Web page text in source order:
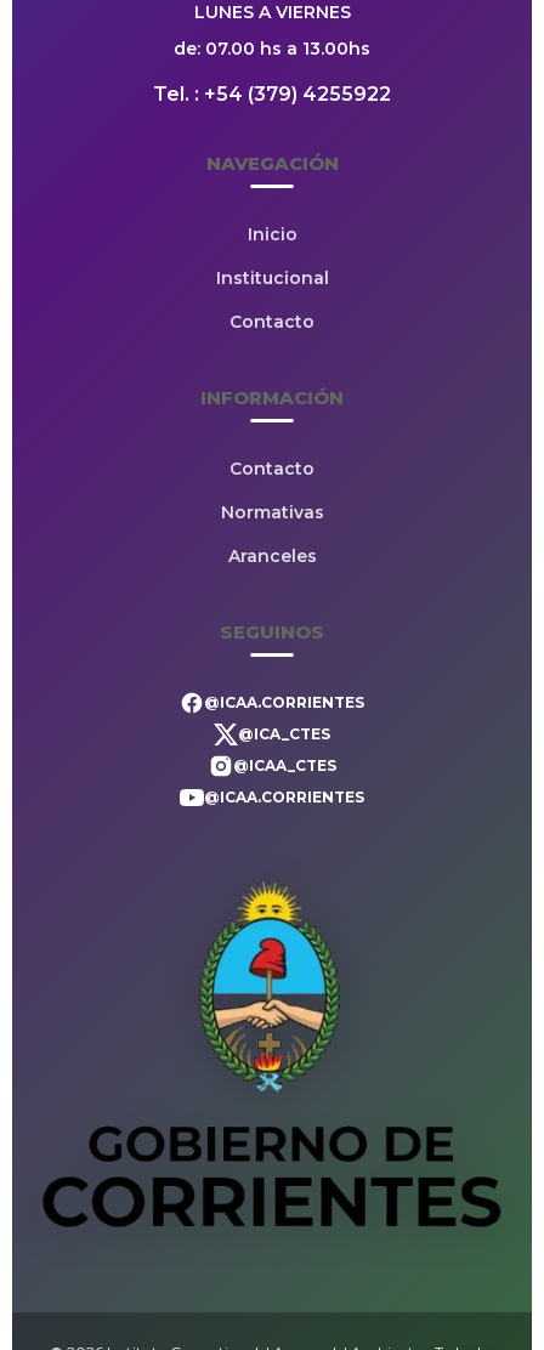
LUNES A VIERNES
de: 07.00 hs a 13.00hs
Tel. : +54 (379) 4255922
NAVEGACIÓN
Inicio
Institucional
Contacto
INFORMACIÓN
Contacto
Normativas
Aranceles
SEGUINOS
@ICAA.CORRIENTES
@ICA_CTES
@ICAA_CTES
@ICAA.CORRIENTES